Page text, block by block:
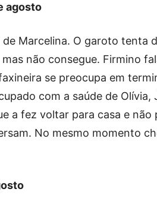
agosto
Marcelina. O garoto tenta
não consegue. Firmino
se preocupa em
com a saúde de Olívia,
a fez voltar para casa e não
No mesmo momento